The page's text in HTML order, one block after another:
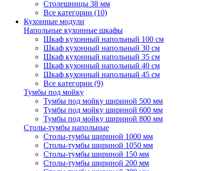
Столешницы 38 мм
Все категории (10)
Кухонные модули
Напольные кухонные шкафы
Шкаф кухонный напольный 100 см
Шкаф кухонный напольный 30 см
Шкаф кухонный напольный 35 см
Шкаф кухонный напольный 40 см
Шкаф кухонный напольный 45 см
Все категории (9)
Тумбы под мойку
Тумбы под мойку шириной 500 мм
Тумбы под мойку шириной 600 мм
Тумбы под мойку шириной 800 мм
Столы-тумбы напольные
Столы-тумбы шириной 1000 мм
Столы-тумбы шириной 1050 мм
Столы-тумбы шириной 150 мм
Столы-тумбы шириной 200 мм